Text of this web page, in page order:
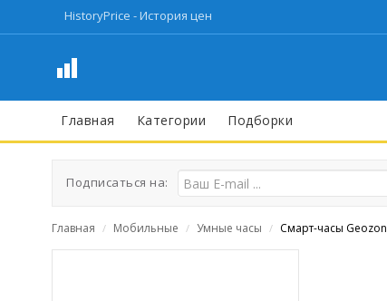
HistoryPrice - История цен
Главная Категории Подборки
Подписаться на:
Главная / Мобильные / Умные часы / Смарт-часы Geozon